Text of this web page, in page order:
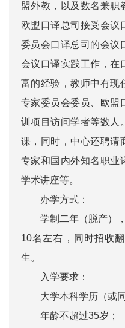
盟外教，以及数名兼职
欧盟口译总司接受会议
委员会口译总司的会议
会议口译实践工作，在
富的经验，教师中有现
专家委员会委员、欧盟
训项目访问学者等数人
课，同时，中心还聘请
专家和国内外知名职业
学术讲座等。
办学方式：
学制二年（脱产）
10名左右，同时招收
生。
入学要求：
大学本科学历（或
年龄不超过35岁；